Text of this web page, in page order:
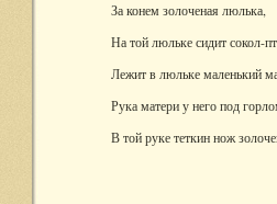
За конем золоченая люлька,
На той люльке сидит сокол-
Лежит в люльке маленький
Рука матери у него под
В той руке теткин нож